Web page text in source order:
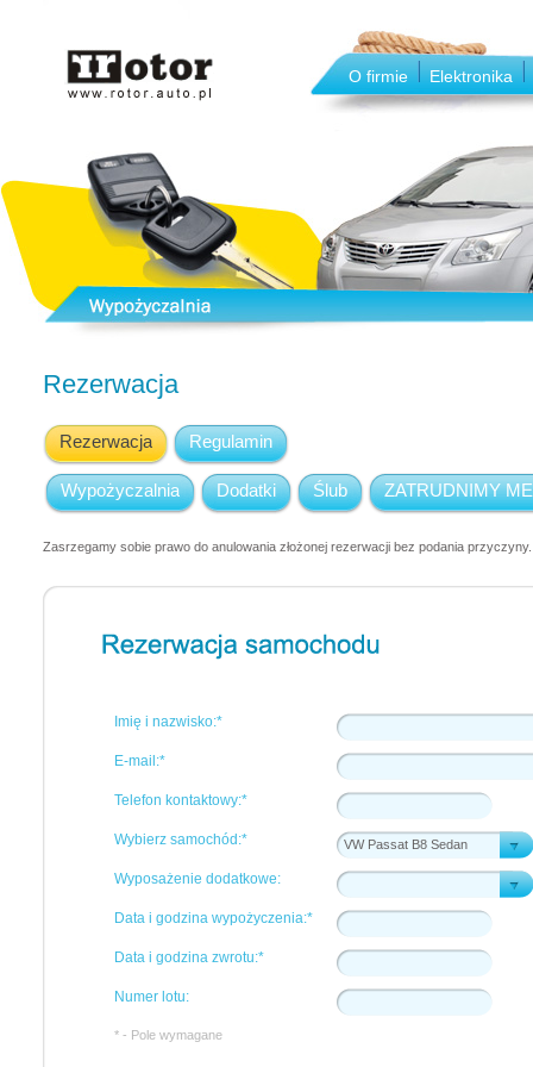
O firmie Elektronika
Rezerwacja
Rezerwacja Regulamin
Wypożyczalnia Dodatki Ślub ZATRUDNIMY
Zasrzegamy sobie prawo do anulowania złożonej rezerwacji bez podania przyczyny.
Imię i nazwisko:*
E-mail:*
Telefon kontaktowy:*
Wybierz samochód:* VW Passat B8 Sedan
Wyposażenie dodatkowe:
Data i godzina wypożyczenia:*
Data i godzina zwrotu:*
Numer lotu:
* - Pole wymagane